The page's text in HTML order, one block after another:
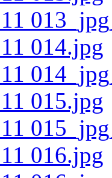
014.jpg
015.jpg
016.jpg